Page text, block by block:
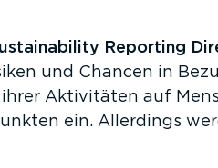
Reporting
und Chancen in
Aktivitäten auf
ein. Allerdings